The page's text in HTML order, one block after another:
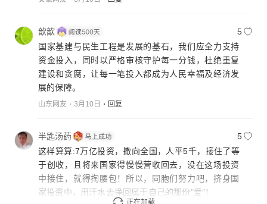
歆歆
5
国家基建与民生工程是发展的基石，我们应全力支持
资金投入，同时以严格审核守护每一分钱，杜绝重复
建设和贪腐，让每一笔投入都成为人民幸福及经济发
展的保障。
山东网友 3月10日 回复
半匙汤药
5
这样算算:7万亿投资，撒向全国，人平5千，接住了等
于创收，且将来国家得慢慢营收回去，没在这场投资
中接住，就得掏腰包！所以，同胞们努力吧，挤身国
家投资中，用汗水去挣回属于自己的那份"爱″！
正在加载